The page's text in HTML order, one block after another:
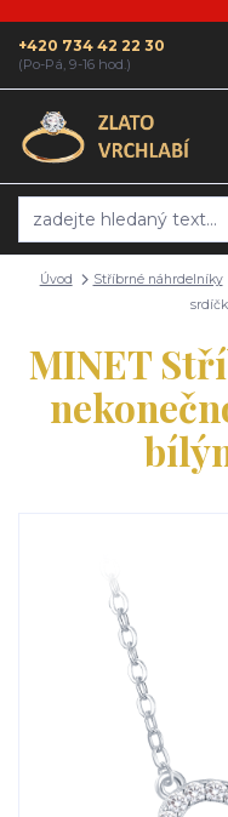
+420 734 42 22 30
(Po-Pá, 9-16 hod.)
Úvod Stříbrné náhrdelníky
MINET